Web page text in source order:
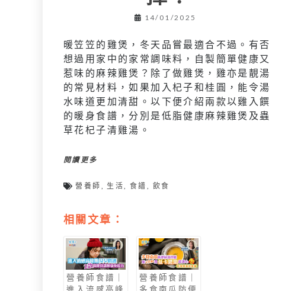
14/01/2025
暖笠笠的雞煲，冬天品嘗最適合不過。有否
想過用家中的家常調味料，自製簡單健康又
惹味的麻辣雞煲？除了做雞煲，雞亦是靚湯
的常見材料，如果加入杞子和桂圓，能令湯
水味道更加清甜。以下便介紹兩款以雞入饌
的暖身食譜，分別是低脂健康麻辣雞煲及蟲
草花杞子清雞湯。
閱讀更多
營養師 , 生活,食譜 , 飲食
相關文章：
營養師食譜｜
營養師食譜｜